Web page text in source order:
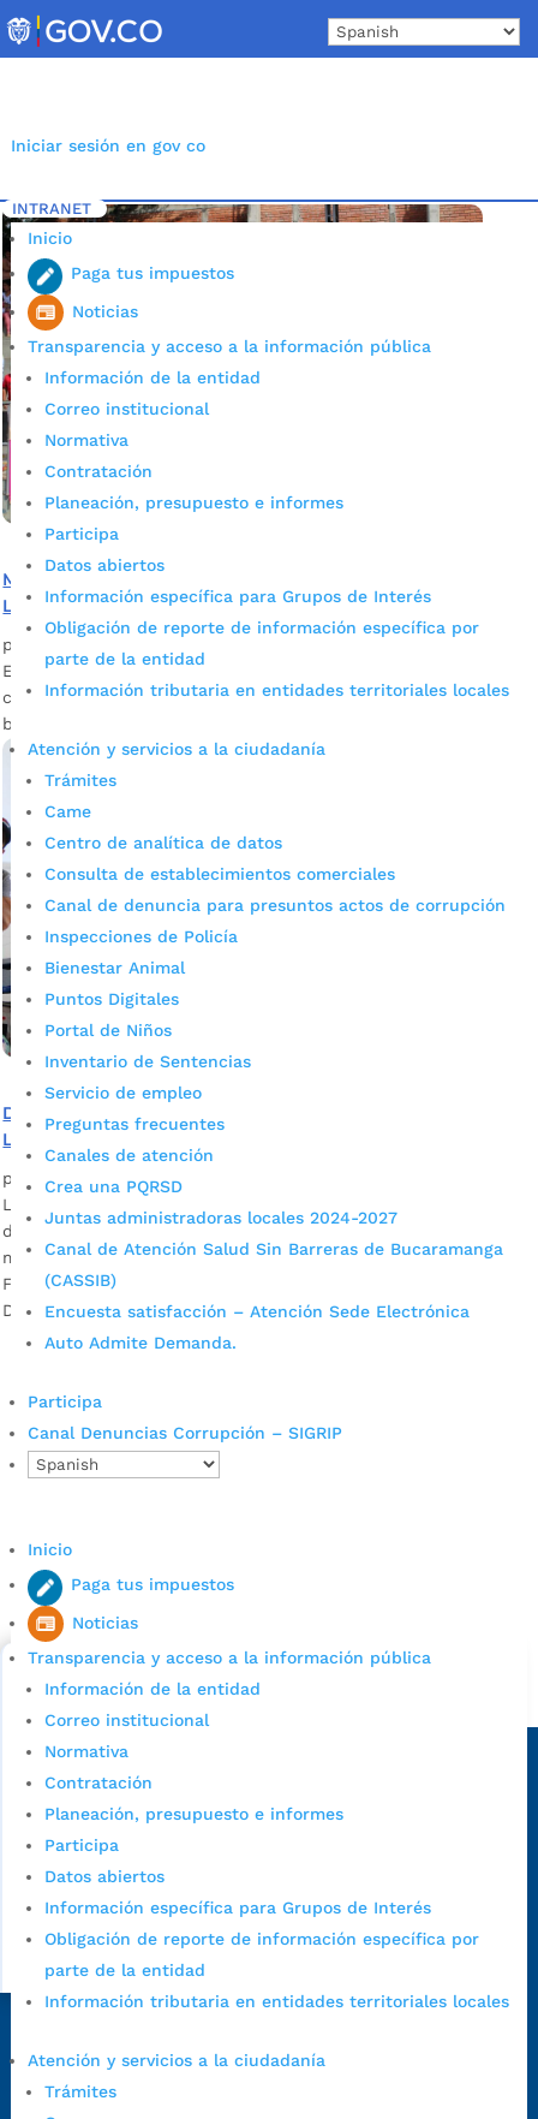
to
content
Iniciar sesión en gov co
INTRANET
Inicio
Paga tus impuestos
Noticias
Transparencia y acceso a la información pública
Información de la entidad
Correo institucional
Normativa
Contratación
Planeación, presupuesto e informes
Participa
Datos abiertos
Información específica para Grupos de Interés
Obligación de reporte de información específica por
parte de la entidad
Información tributaria en entidades territoriales locales
Atención y servicios a la ciudadanía
Trámites
Came
Centro de analítica de datos
Consulta de establecimientos comerciales
Canal de denuncia para presuntos actos de corrupción
Inspecciones de Policía
Bienestar Animal
Puntos Digitales
Portal de Niños
Inventario de Sentencias
Servicio de empleo
Preguntas frecuentes
Canales de atención
Crea una PQRSD
Juntas administradoras locales 2024-2027
Canal de Atención Salud Sin Barreras de Bucaramanga
(CASSIB)
Encuesta satisfacción – Atención Sede Electrónica
Auto Admite Demanda.
Participa
Canal Denuncias Corrupción – SIGRIP
Inicio
Paga tus impuestos
Noticias
Transparencia y acceso a la información pública
Información de la entidad
Correo institucional
Normativa
Contratación
Planeación, presupuesto e informes
Participa
Datos abiertos
Información específica para Grupos de Interés
Obligación de reporte de información específica por
parte de la entidad
Información tributaria en entidades territoriales locales
Atención y servicios a la ciudadanía
Trámites
Inicio 5 Etiqueta: lactancia materna
Más de 450 mujeres celebraron la Semana Mundial de la
Lactancia
por
En esta Semana Mundial de Lactancia Materna continuamos
celebrando e incentivando la práctica de amamantar a los
bebés desde su nacimiento.
Del 1 al 7 de agosto celebramos la Semana Mundial de la
Lactancia Materna
por Darlin Ramírez Leiva
La Alcaldía de Bucaramanga, en pro de incentivar la salud
de las madres y sus hijos recién nacidos y menores de seis
meses, celebra la Semana Mundial de la Lactancia Materna.
Foto: Darlin Ramírez/Prensa Alcaldía de Bucaramanga Rosa
Domínguez, referente del programa de...
Cupos Escolares Bucaramanga 2022
Consulta aqui los pasos para inscribirse y solicitar un
cupo escolar en los colegios oficiales de
Bucaramanga.
Alcaldía de Bucaramanga
Sede principal
Colombia.
Dirección Fase II: